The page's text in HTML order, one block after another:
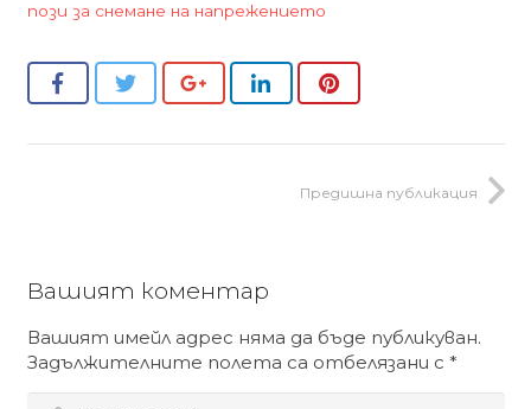
пози за снемане на напрежението
Предишна публикация
Вашият коментар
Вашият имейл адрес няма да бъде публикуван.
Задължителните полета са отбелязани с *